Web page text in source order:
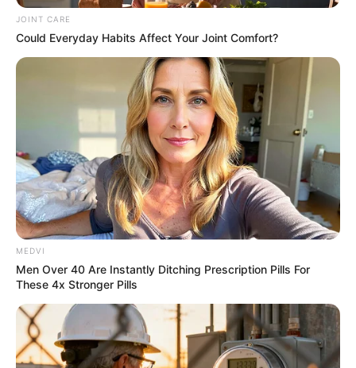
7 Times Stronger Than Viagra! "It Is Sold In Every
Drug Store!"
Walgreens Hides This $1 Generic Viagra - Here's
Why
BOOSTARO
JOINT CARE
Could Everyday Habits Affect Your Joint Comfort?
MEDVI
Men Over 40 Are Instantly Ditching Prescription Pills For
These 4x Stronger Pills